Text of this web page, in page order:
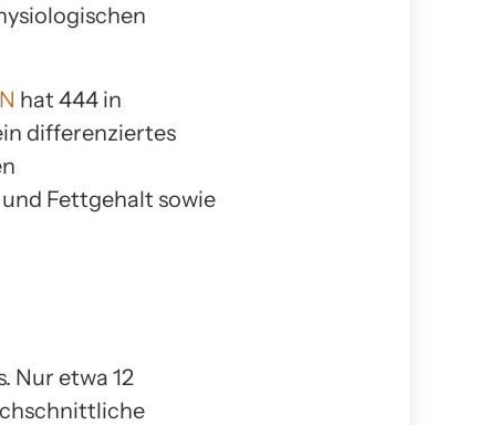
hat 444 in
differenziertes
Fettgehalt sowie
Nur etwa 12